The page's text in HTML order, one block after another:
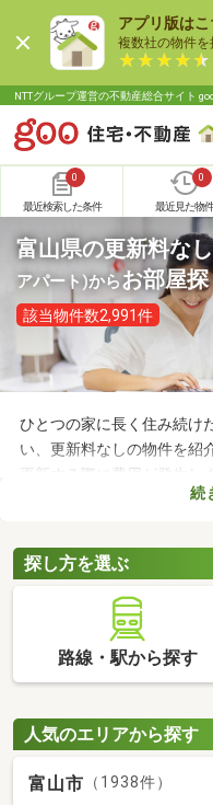
アプリ版はこ
複数社の物件を
NTTグループ運営の不動産総合サイト
0
最近検索した条件
0
最近見た物件
富山県の更新料な
アパート)からお部屋探
該当物件数2,991件
ひとつの家に長く住み続け
い、更新料なしの物件を紹
更新する際に費用が発生し
支払わなければならないの
お気に入りのお部屋に長く
続
探し方を選ぶ
路線・駅から探す
人気のエリアから探す
富山市 （1938件）